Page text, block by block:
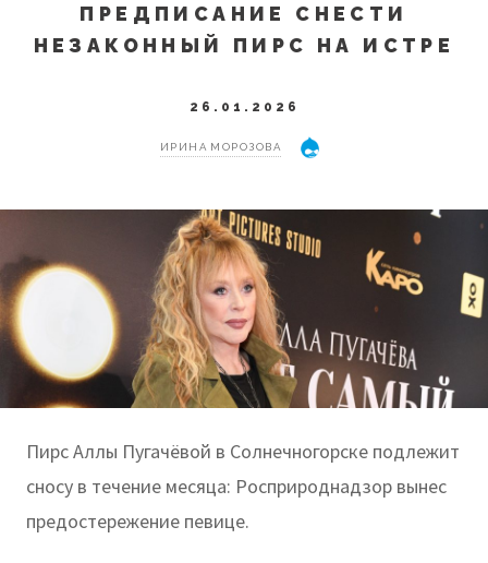
ПРЕДПИСАНИЕ СНЕСТИ
НЕЗАКОННЫЙ ПИРС НА ИСТРЕ
26.01.2026
ИРИНА МОРОЗОВА
Пирс Аллы Пугачёвой в Солнечногорске подлежит
сносу в течение месяца: Росприроднадзор вынес
предостережение певице.